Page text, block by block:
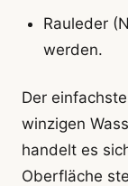
Rauleder
werden.
Der
winzigen
handelt es
Oberfläche